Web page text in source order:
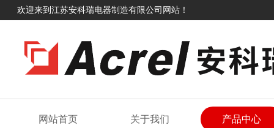
欢迎来到江苏安科瑞电器制造有限公司网站！
网站首页 关于我们 产品中心